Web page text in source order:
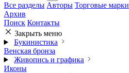
Все разделы Авторы Торговые марки
Архив
Поиск Контакты
Закрыть меню
Букинистика
Венская бронза
Живопись и графика
Иконы